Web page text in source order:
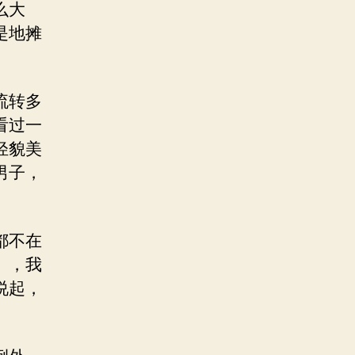
大
地摊
转多
过一
貌美
，
不在
，我
，